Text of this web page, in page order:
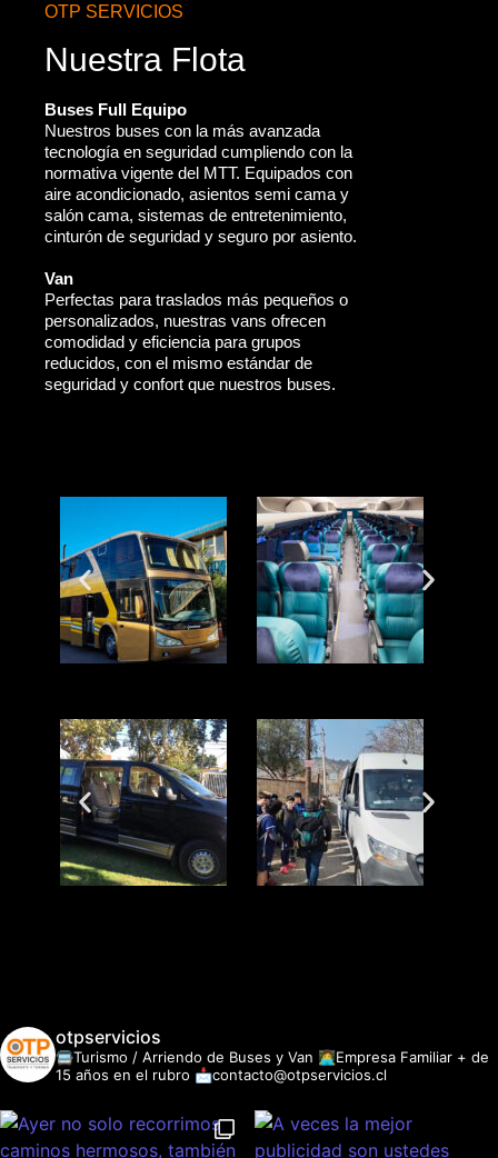
OTP SERVICIOS
Nuestra Flota
Buses Full Equipo
Nuestros buses con la más avanzada
tecnología en seguridad cumpliendo con la
normativa vigente del MTT. Equipados con
aire acondicionado, asientos semi cama y
salón cama, sistemas de entretenimiento,
cinturón de seguridad y seguro por asiento.
Van
Perfectas para traslados más pequeños o
personalizados, nuestras vans ofrecen
comodidad y eficiencia para grupos
reducidos, con el mismo estándar de
seguridad y confort que nuestros buses.
otpservicios
🚍Turismo / Arriendo de Buses y Van 👩‍💻Empresa Familiar + de
15 años en el rubro 📩contacto@otpservicios.cl